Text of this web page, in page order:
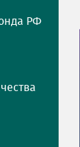
РФ